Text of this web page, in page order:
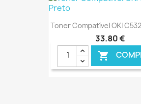
Toner Compatível OKI
33,80 €
